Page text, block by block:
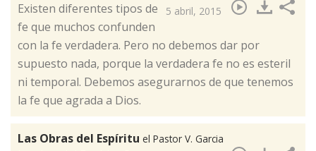
5 abril, 2015
​Existen diferentes tipos de
fe que muchos confunden
con la fe verdadera. Pero no debemos dar por
supuesto nada, porque la verdadera fe no es esteril
ni temporal. Debemos asegurarnos de que tenemos
la fe que agrada a Dios.
Las Obras del Espíritu el Pastor V. Garcia